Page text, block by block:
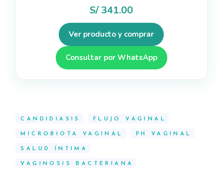
S/341.00
Ver producto y comprar
Consultar por WhatsApp
CANDIDIASIS FLUJO VAGINAL
MICROBIOTA VAGINAL PH VAGINAL
SALUD ÍNTIMA
VAGINOSIS BACTERIANA